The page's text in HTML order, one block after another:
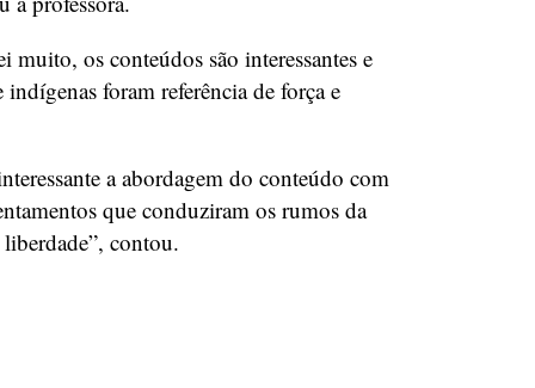
os conteúdos são interessantes e
foram referência de força e
a abordagem do conteúdo com
que conduziram os rumos da
liberdade”, contou.